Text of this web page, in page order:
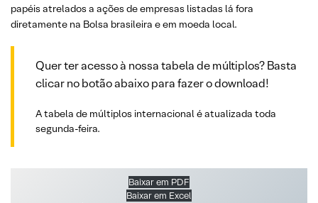
papéis atrelados a ações de empresas listadas lá fora
diretamente na Bolsa brasileira e em moeda local.
Quer ter acesso à nossa tabela de múltiplos? Basta
clicar no botão abaixo para fazer o download!
A tabela de múltiplos internacional é atualizada toda
segunda-feira.
Baixar em PDF
Baixar em Excel